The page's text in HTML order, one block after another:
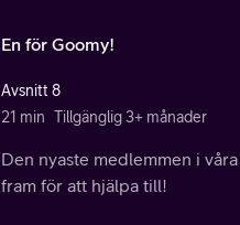
En för Goomy!
Avsnitt 8
21 min Tillgänglig 3+ månader
Den nyaste medlemmen i
fram för att hjälpa till!